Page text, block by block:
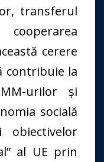
transferul
cerere
contribuie la
urilor și
socială
obiectivelor
al UE prin